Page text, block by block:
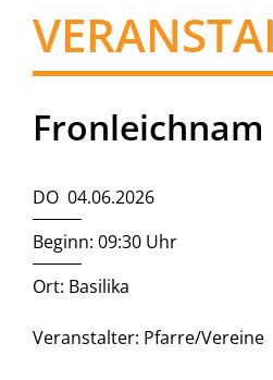
Fronleichnam
DO 04.06.2026
Beginn: 09:30 Uhr
Ort: Basilika
Veranstalter: Pfarre/Vereine